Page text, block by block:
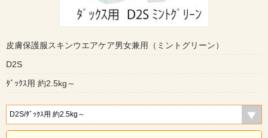
皮膚保護服スキンウエアケア男女兼用（ミントグリーン）
D2S
ﾀﾞｯｸｽ用 約2.5kg～